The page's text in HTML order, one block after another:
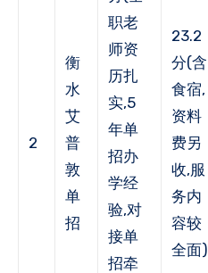
2
衡
水
艾
普
敦
单
招
职老
师资
历扎
实,5
年单
招办
学经
验,对
接单
招牵
23.2
分(含
食宿,
资料
费另
收,服
务内
容较
全面)